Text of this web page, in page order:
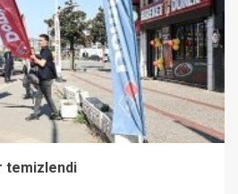
temizlendi